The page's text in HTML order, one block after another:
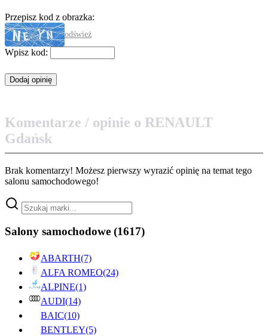
Przepisz kod z obrazka:
odśwież
Wpisz kod:
Komentarze / opinie o RENAULT
Gdańsk
Brak komentarzy! Możesz pierwszy wyrazić opinię na temat tego
salonu samochodowego!
Salony samochodowe (1617)
ABARTH(7)
ALFA ROMEO(24)
ALPINE(1)
AUDI(14)
BAIC(10)
BENTLEY(5)